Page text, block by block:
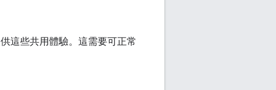
這些共用體驗。這需要可正常